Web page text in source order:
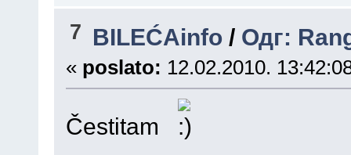
7 BILEĆAinfo / Одг:
« poslato: 12.02.2010.
Čestitam